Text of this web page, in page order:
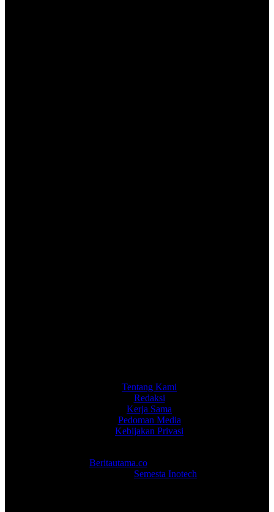
Tentang Kami
Redaksi
Kerja Sama
Pedoman Media
Kebijakan Privasi
Beritautama.co. PT Berita Utama Abadi -
Semesta Inotech